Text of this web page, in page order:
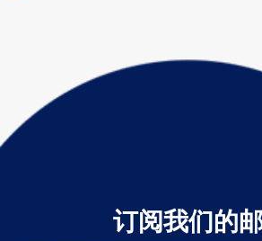
订阅我们的